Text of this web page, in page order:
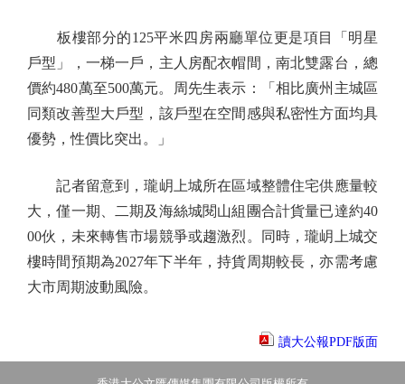
板樓部分的125平米四房兩廳單位更是項目「明星
戶型」，一梯一戶，主人房配衣帽間，南北雙露台，總
價約480萬至500萬元。周先生表示：「相比廣州主城區
同類改善型大戶型，該戶型在空間感與私密性方面均具
優勢，性價比突出。」
記者留意到，瓏岄上城所在區域整體住宅供應量較
大，僅一期、二期及海絲城閱山組團合計貨量已達約40
00伙，未來轉售市場競爭或趨激烈。同時，瓏岄上城交
樓時間預期為2027年下半年，持貨周期較長，亦需考慮
大市周期波動風險。
讀大公報PDF版面